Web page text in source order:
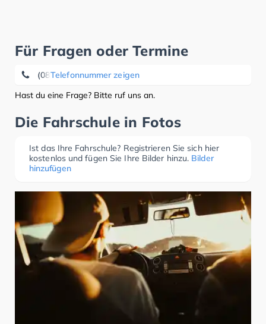
Für Fragen oder Termine
Telefonnummer zeigen
(089) 8 71 27 57
Hast du eine Frage? Bitte ruf uns an.
Die Fahrschule in Fotos
Ist das Ihre Fahrschule? Registrieren Sie sich hier
kostenlos und fügen Sie Ihre Bilder hinzu. Bilder
hinzufügen